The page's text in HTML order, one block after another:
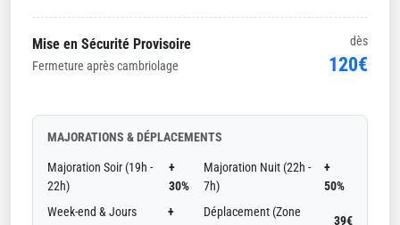
Mise en Sécurité Provisoire
Fermeture après cambriolage
dès
120€
MAJORATIONS & DÉPLACEMENTS
Majoration Soir (19h -
22h)
+
30%
Majoration Nuit (22h -
7h)
+
50%
Week-end & Jours
+
Déplacement (Zone
39€